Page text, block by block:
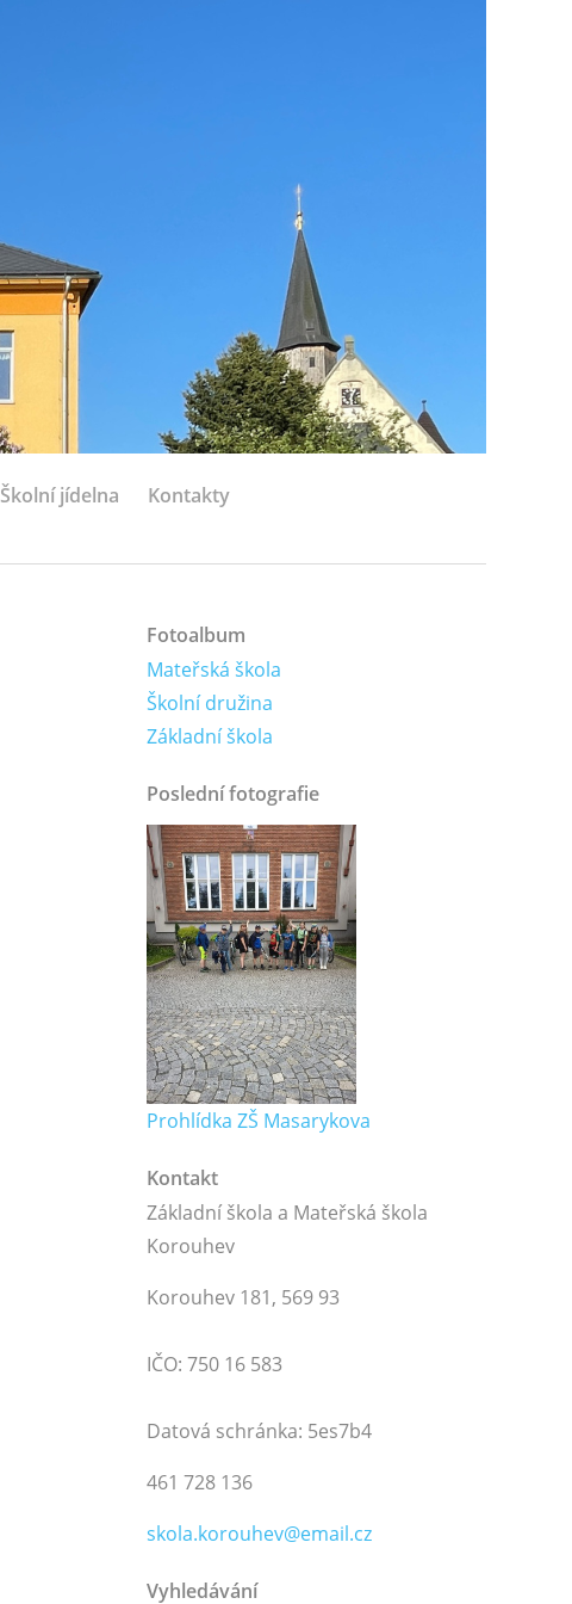
Školní jídelna Kontakty
Fotoalbum
Mateřská škola
Školní družina
Základní škola
Poslední fotografie
Prohlídka ZŠ Masarykova
Kontakt
Základní škola a Mateřská škola
Korouhev
Korouhev 181, 569 93
IČO: 750 16 583
Datová schránka: 5es7b4
461 728 136
skola.korouhev@email.cz
Vyhledávání